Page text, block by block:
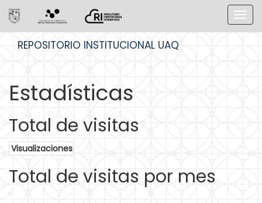
REPOSITORIO INSTITUCIONAL UAQ
Estadísticas
Total de visitas
Visualizaciones
Total de visitas por mes